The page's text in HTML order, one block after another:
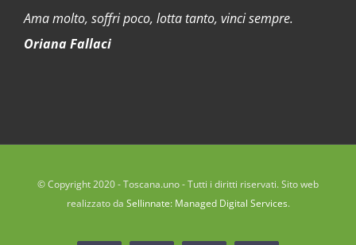
Ama molto, soffri poco, lotta tanto, vinci sempre.
Oriana Fallaci
© Copyright 2020 - Toscana.uno - Tutti i diritti riservati. Sito web
realizzato da Sellinnate: Managed Digital Services.